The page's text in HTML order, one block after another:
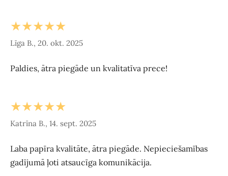
★★★★★
Līga B., 20. okt. 2025
Paldies, ātra piegāde un kvalitatīva prece!
★★★★★
Katrīna B., 14. sept. 2025
Laba papīra kvalitāte, ātra piegāde. Nepieciešamības
gadījumā ļoti atsaucīga komunikācija.